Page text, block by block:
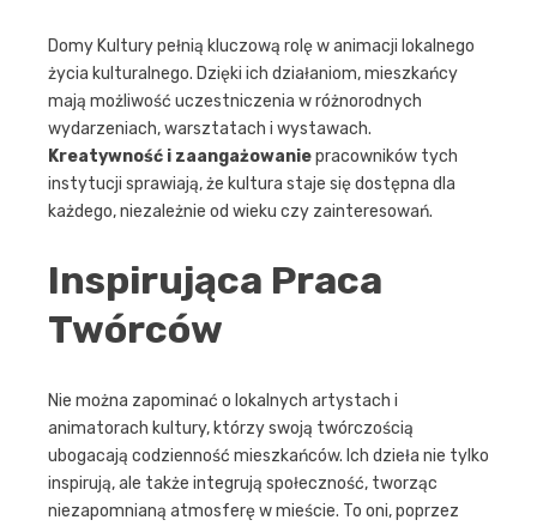
Domy Kultury pełnią kluczową rolę w animacji lokalnego
życia kulturalnego. Dzięki ich działaniom, mieszkańcy
mają możliwość uczestniczenia w różnorodnych
wydarzeniach, warsztatach i wystawach.
Kreatywność i zaangażowaniepracowników tych
instytucji sprawiają, że kultura staje się dostępna dla
każdego, niezależnie od wieku czy zainteresowań.
Inspirująca Praca
Twórców
Nie można zapominać o lokalnych artystach i
animatorach kultury, którzy swoją twórczością
ubogacają codzienność mieszkańców. Ich dzieła nie tylko
inspirują, ale także integrują społeczność, tworząc
niezapomnianą atmosferę w mieście. To oni, poprzez